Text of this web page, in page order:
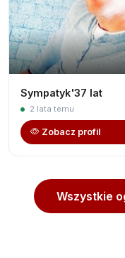
Sympatyk'37 lat
2 lata temu
Zobacz profil
Wszystkie